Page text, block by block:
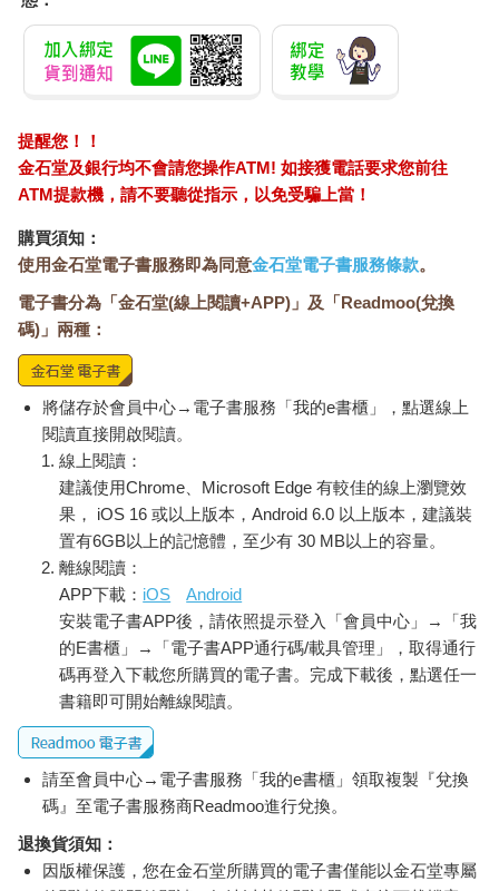
提醒您！！
金石堂及銀行均不會請您操作ATM! 如接獲電話要求您前往
ATM提款機，請不要聽從指示，以免受騙上當！
購買須知：
使用金石堂電子書服務即為同意金石堂電子書服務條款。
電子書分為「金石堂(線上閱讀+APP)」及「Readmoo(兌換
碼)」兩種：
將儲存於會員中心→電子書服務「我的e書櫃」，點選線上
閱讀直接開啟閱讀。
線上閱讀：
建議使用Chrome、Microsoft Edge 有較佳的線上瀏覽效
果， iOS 16 或以上版本，Android 6.0 以上版本，建議裝
置有6GB以上的記憶體，至少有 30 MB以上的容量。
離線閱讀：
APP下載： iOS
Android
安裝電子書APP後，請依照提示登入「會員中心」→「我
的E書櫃」→「電子書APP通行碼/載具管理」，取得通行
碼再登入下載您所購買的電子書。完成下載後，點選任一
書籍即可開始離線閱讀。
請至會員中心→電子書服務「我的e書櫃」領取複製『兌換
碼』至電子書服務商Readmoo進行兌換。
退換貨須知：
因版權保護，您在金石堂所購買的電子書僅能以金石堂專屬